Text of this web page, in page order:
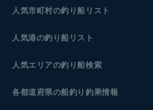
人気市町村の釣り船リスト
人気港の釣り船リスト
人気エリアの釣り船検索
各都道府県の船釣り釣果情報